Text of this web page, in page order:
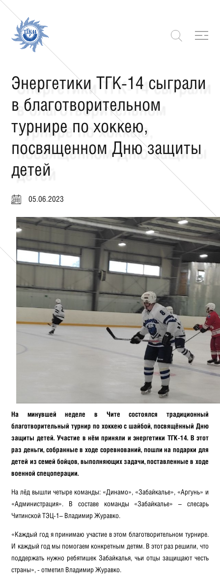
Энергетики ТГК-14 сыграли
в благотворительном
турнире по хоккею,
посвященном Дню защиты
детей
05.06.2023
На минувшей неделе в Чите состоялся традиционный
благотворительный турнир по хоккею с шайбой, посвящённый Дню
защиты детей. Участие в нём приняли и энергетики ТГК-14. В этот
раз деньги, собранные в ходе соревнований, пошли на подарки для
детей из семей бойцов, выполняющих задачи, поставленные в ходе
военной спецоперации.
На лёд вышли четыре команды: «Динамо», «Забайкалье», «Аргунь» и
«Администрация». В составе команды «Забайкалье» – слесарь
Читинской ТЭЦ-1– Владимир Журавко.
«Каждый год я принимаю участие в этом благотворительном турнире.
И каждый год мы помогаем конкретным детям. В этот раз решили, что
поддержать нужно ребятишек Забайкалья, чьи отцы защищают честь
страны», - отметил Владимир Журавко.